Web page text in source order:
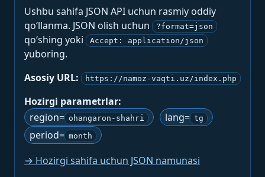
Ushbu sahifa JSON API uchun rasmiy oddiy
qo‘llanma. JSON olish uchun
?format=json
qo‘shing yoki Accept: application/json
yuboring.
Asosiy URL:
https://namoz-vaqti.uz/index.php
Hozirgi parametrlar:
region= ohangaron-shahri lang= tg
period= month
→ Hozirgi sahifa uchun JSON namunasi